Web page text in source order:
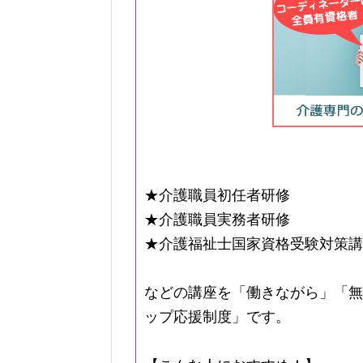
★介護職員初任者研修
★介護職員実務者研修
★介護福祉士国家資格受験対策
などの講座を「働きながら」「
ップ応援制度」です。